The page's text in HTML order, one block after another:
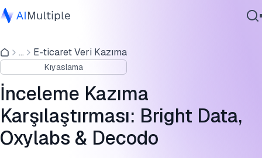
Ajanik Yapay Zeka
Siber güvenlik
Kurumsal Yazılım
Hizmetler
... E-ticaret Veri Kazıma
Kıyaslama
İnceleme Kazıma
Karşılaştırması: Bright Data,
Oxylabs & Decodo
İnceleme kazıma sağlayıcılarının fiyatlandırması
İnceleme kazıma sağlayıcıları ve karşılaştırma sonuçları
İnceleme kazıma karşılaştırma metodolojisi